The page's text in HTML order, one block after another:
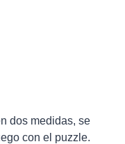
dos medidas, se
con el puzzle.